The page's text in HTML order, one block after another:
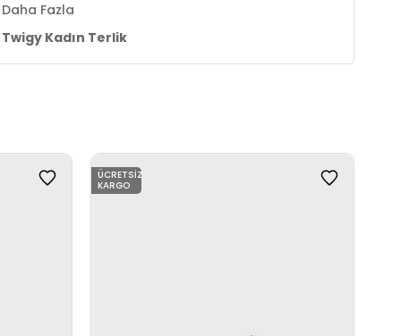
Daha Fazla
Twigy Kadın Terlik
ÜCRETSIZ
KARGO